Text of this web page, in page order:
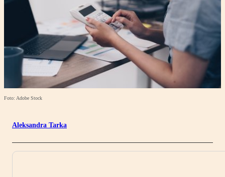
Foto: Adobe Stock
Aleksandra Tarka